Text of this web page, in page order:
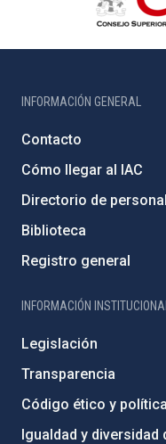
INFORMACIÓN GENERAL
Contacto
Cómo llegar al IAC
Directorio de personal
Biblioteca
Registro general
INFORMACIÓN INSTITUCIONAL
Legislación
Transparencia
Código ético y
Igualdad y diversidad